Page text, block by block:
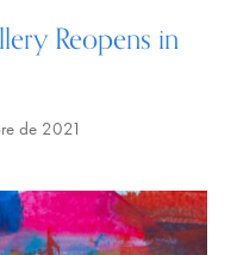
Reopens in
de 2021